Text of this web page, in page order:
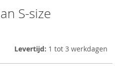
S-size
Levertijd: 1 tot 3 werkdagen